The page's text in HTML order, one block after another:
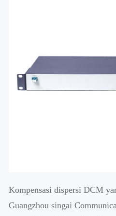
Kompensasi dispersi DCM
Guangzhou singai